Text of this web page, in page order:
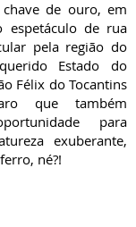
de ouro, em
espetáculo de rua
pela região do
Estado do
Félix do Tocantins
que também
para
exuberante,
né?!